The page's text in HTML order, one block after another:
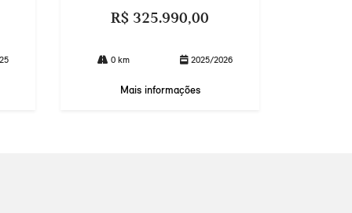
R$ 325.990,00
0 km 2025/2026
Mais informações